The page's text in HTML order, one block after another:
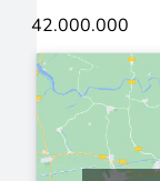
42.000.000